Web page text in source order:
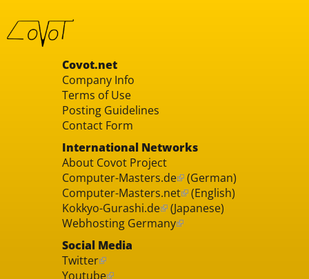
Covot.net
Company Info
Terms of Use
Posting Guidelines
Contact Form
International Networks
About Covot Project
Computer-Masters.de (German)
Computer-Masters.net (English)
Kokkyo-Gurashi.de (Japanese)
Webhosting Germany
Social Media
Twitter
Youtube